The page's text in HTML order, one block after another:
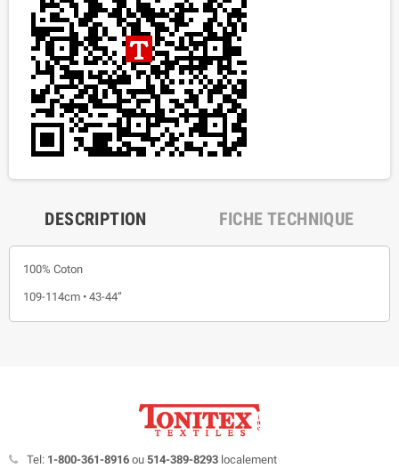
DESCRIPTION FICHE TECHNIQUE
100% Coton
109-114cm • 43-44”
Tel: 1-800-361-8916 ou 514-389-8293 localement